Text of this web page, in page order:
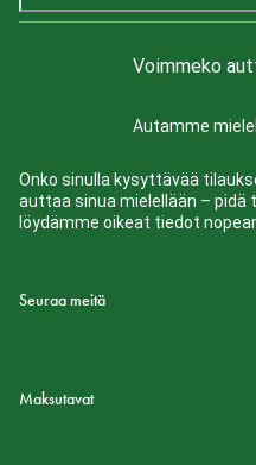
Voimmeko
Autamme
Onko sinulla kysyttävää
auttaa sinua mielellään – pidä
löydämme oikeat tiedot
Seuraa meitä
Maksutavat